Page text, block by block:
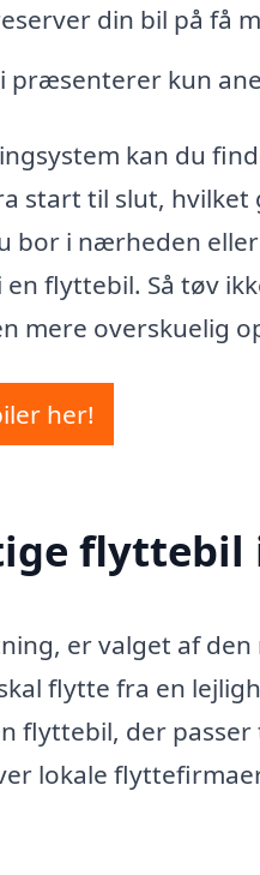
din bil på få
præsenterer kun
kan du
start til slut,
bor i nærheden
flyttebil. Så tøv
mere overskuelig
her!
flyttebil
er valget af
flytte fra en
flyttebil, der
lokale